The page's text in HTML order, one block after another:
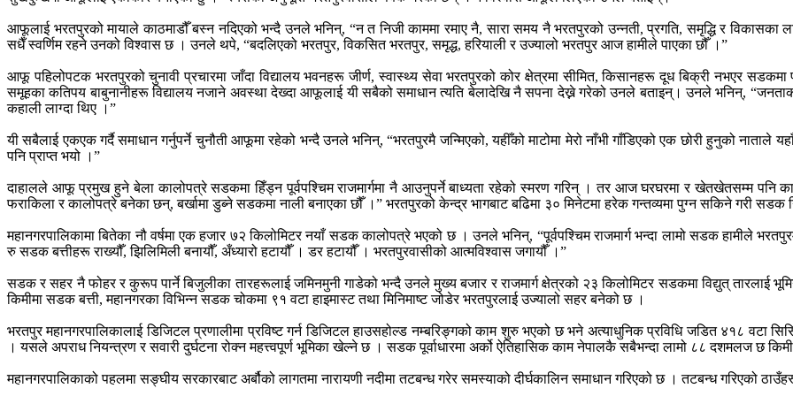
आफूलाई भरतपुरको मायाले काठमाडौँ बस्न नदिएको भन्दै उनले भनिन्, “न त निजी काममा रमाए नै, सारा समय नै भरतपुरको उन्नती, प्रगति, समृद्धि र विकासका
सधैँ स्वर्णिम रहने उनको विश्वास छ । उनले थपे, “बदलिएको भरतपुर, विकसित भरतपुर, समृद्ध, हरियाली र उज्यालो भरतपुर आज हामीले पाएका छौँ ।”
आफू पहिलोपटक भरतपुरको चुनावी प्रचारमा जाँदा विद्यालय भवनहरू जीर्ण, स्वास्थ्य सेवा भरतपुरको कोर क्षेत्रमा सीमित, किसानहरू दूध बिक्री नभएर सडकमा
समूहका कतिपय बाबुनानीहरू विद्यालय नजाने अवस्था देख्दा आफूलाई यी सबैको समाधान त्यति बेलादेखि नै सपना देख्ने गरेको उनले बताइन्। उनले भनिन्,
कहाली लाग्दा थिए ।”
यी सबैलाई एकएक गर्दै समाधान गर्नुपर्ने चुनौती आफूमा रहेको भन्दै उनले भनिन्, “भरतपुरमै जन्मिएको, यहीँको माटोमा मेरो नाँभी गाँडिएको एक छोरी हुनुको
पनि प्राप्त भयो ।”
दाहालले आफू प्रमुख हुने बेला कालोपत्रे सडकमा हिँड्न पूर्वपश्चिम राजमार्गमा नै आउनुपर्ने बाध्यता रहेको स्मरण गरिन् । तर आज घरघरमा र खेतखेतसम्म
फराकिला र कालोपत्रे बनेका छन्, बर्खामा डुब्ने सडकमा नाली बनाएका छौँ ।” भरतपुरको केन्द्र भागबाट बढिमा ३० मिनेटमा हरेक गन्तव्यमा पुग्न सकिने गरी सडक
महानगरपालिकामा बितेका नौ वर्षमा एक हजार ७२ किलोमिटर नयाँ सडक कालोपत्रे भएको छ । उनले भनिन्, “पूर्वपश्चिम राजमार्ग भन्दा लामो सडक हामीले
रु सडक बत्तीहरू राख्यौँ, झिलिमिली बनायौँ, अँध्यारो हटायौँ । डर हटायौँ । भरतपुरवासीको आत्मविश्वास जगायौँ ।”
सडक र सहर नै फोहर र कुरूप पार्ने बिजुलीका तारहरूलाई जमिनमुनी गाडेको भन्दै उनले मुख्य बजार र राजमार्ग क्षेत्रको २३ किलोमिटर सडकमा विद्युत् तारलाई
किमीमा सडक बत्ती, महानगरका विभिन्न सडक चोकमा ९१ वटा हाइमास्ट तथा मिनिमाष्ट जोडेर भरतपुरलाई उज्यालो सहर बनेको छ ।
भरतपुर महानगरपालिकालाई डिजिटल प्रणालीमा प्रविष्ट गर्न डिजिटल हाउसहोल्ड नम्बरिङ्गको काम शुरु भएको छ भने अत्याधुनिक प्रविधि जडित ४१८ वटा
। यसले अपराध नियन्त्रण र सवारी दुर्घटना रोक्न महत्त्वपूर्ण भूमिका खेल्ने छ । सडक पूर्वाधारमा अर्को ऐतिहासिक काम नेपालकै सबैभन्दा लामो ८८ दशमलज छ
महानगरपालिकाको पहलमा सङ्घीय सरकारबाट अर्बौको लागतमा नारायणी नदीमा तटबन्ध गरेर समस्याको दीर्घकालिन समाधान गरिएको छ । तटबन्ध गरिएको